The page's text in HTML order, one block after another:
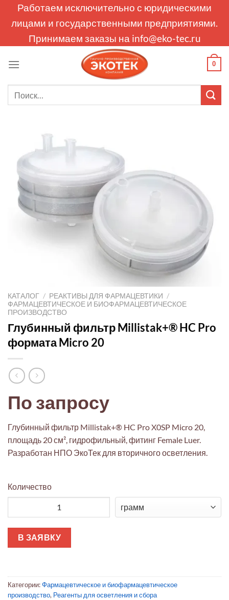
Работаем исключительно с юридическими
лицами и государственными предприятиями.
Принимаем заказы на info@eko-tec.ru
0
КАТАЛОГ / РЕАКТИВЫ ДЛЯ ФАРМАЦЕВТИКИ /
ФАРМАЦЕВТИЧЕСКОЕ И БИОФАРМАЦЕВТИЧЕСКОЕ
ПРОИЗВОДСТВО
Глубинный фильтр Millistak+® HC Pro
формата Micro 20
По запросу
Глубинный фильтр Millistak+® HC Pro X0SP Micro 20,
площадь 20 см², гидрофильный, фитинг Female Luer.
Разработан НПО ЭкоТек для вторичного осветления.
Количество
В ЗАЯВКУ
Категории:Фармацевтическое и биофармацевтическое
производство, Реагенты для осветления и сбора